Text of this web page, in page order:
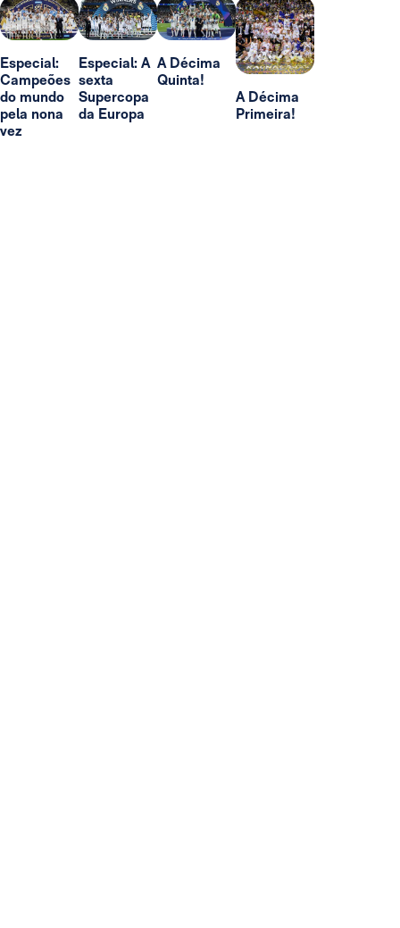
Especial:
Campeões
do mundo
pela nona
vez
Especial: A
sexta
Supercopa
da Europa
A Décima
Quinta!
A Décima
Primeira!